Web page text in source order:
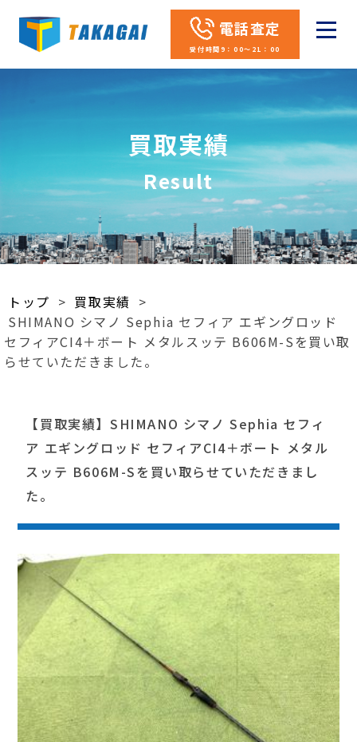
電話査定
受付時間9：00～21：00
買取実績
Result
トップ > 買取実績 >
SHIMANO シマノ Sephia セフィア エギングロッド
セフィアCI4＋ボート メタルスッテ B606M-Sを買い取
らせていただきました。
【買取実績】SHIMANO シマノ Sephia セフィ
ア エギングロッド セフィアCI4＋ボート メタル
スッテ B606M-Sを買い取らせていただきまし
た。